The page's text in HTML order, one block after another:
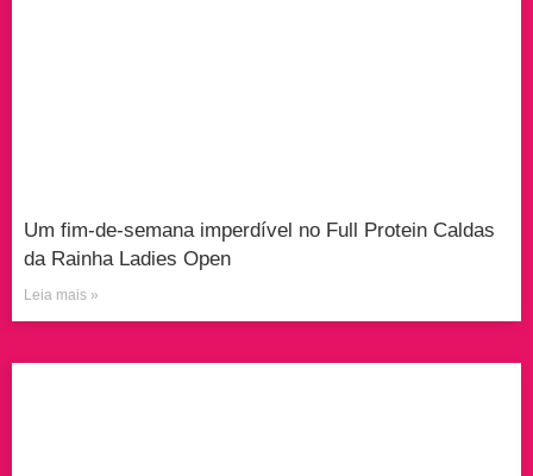
Um fim-de-semana imperdível no Full Protein Caldas
da Rainha Ladies Open
Leia mais »